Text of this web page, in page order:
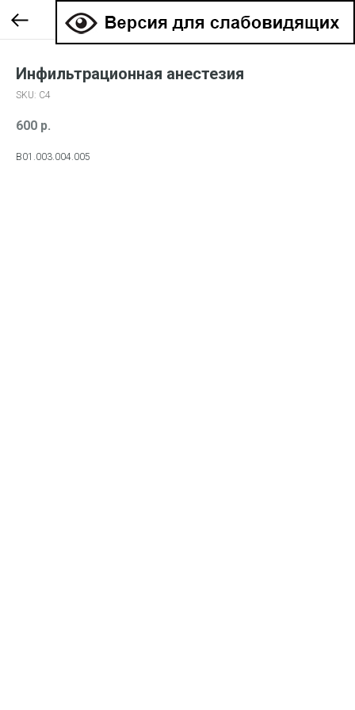
Инфильтрационная анестезия
SKU: С4
600 р.
В01.003.004.005